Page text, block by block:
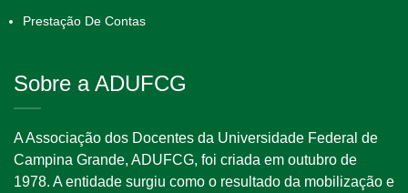
Prestação De Contas
Sobre a ADUFCG
A Associação dos Docentes da Universidade Federal de
Campina Grande, ADUFCG, foi criada em outubro de
1978. A entidade surgiu como o resultado da mobilização e